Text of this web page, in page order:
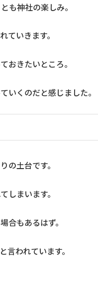
も神社の楽しみ。
いきます。
おきたいところ。
いくのだと感じました。
の土台です。
しまいます。
合もあるはず。
われています。